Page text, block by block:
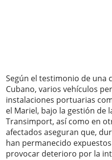
Según el testimonio de una
Cubano, varios vehículos
instalaciones portuarias
el Mariel, bajo la gestión de
Transimport, así como en
afectados aseguran que,
han permanecido
provocar deterioro por la